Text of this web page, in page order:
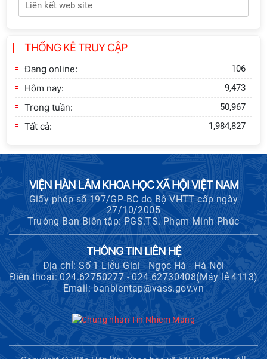
Định hướng chiến lược và lựa chọn
Khai quật công trường khai thác đá
xây dựng Thành Nhà Hồ ở núi An
Tôn
THỐNG KÊ TRUY CẬP
Đang online: 106
Hôm nay: 9,473
Trong tuần: 50,967
Tất cả: 1,984,827
VIỆN HÀN LÂM KHOA HỌC XÃ HỘI VIỆT NAM
Giấy phép số 197/GP-BC do Bộ VHTT cấp ngày
27/10/2005
Trưởng Ban Biên tập: PGS.TS. Phạm Minh Phúc
THÔNG TIN LIÊN HỆ
Địa chỉ: Số 1 Liễu Giai - Ngọc Hà - Hà Nội
Điện thoại: 024.62750277 - 024.62730408(Máy lẻ 4113)
Email: banbientap@vass.gov.vn